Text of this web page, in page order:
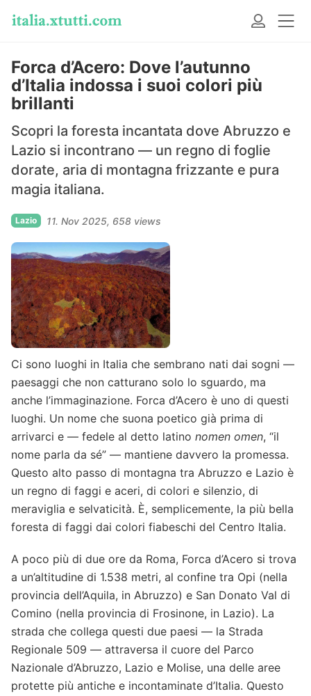
Forca d’Acero: Dove l’autunno
d’Italia indossa i suoi colori più
brillanti
Scopri la foresta incantata dove Abruzzo e
Lazio si incontrano — un regno di foglie
dorate, aria di montagna frizzante e pura
magia italiana.
Lazio 11. Nov 2025 658 views
Ci sono luoghi in Italia che sembrano nati dai sogni —
paesaggi che non catturano solo lo sguardo, ma
anche l’immaginazione. Forca d’Acero è uno di questi
luoghi. Un nome che suona poetico già prima di
arrivarci e — fedele al detto latino nomen omen, “il
nome parla da sé” — mantiene davvero la promessa.
Questo alto passo di montagna tra Abruzzo e Lazio è
un regno di faggi e aceri, di colori e silenzio, di
meraviglia e selvaticità. È, semplicemente, la più bella
foresta di faggi dai colori fiabeschi del Centro Italia.
A poco più di due ore da Roma, Forca d’Acero si trova
a un’altitudine di 1.538 metri, al confine tra Opi (nella
provincia dell’Aquila, in Abruzzo) e San Donato Val di
Comino (nella provincia di Frosinone, in Lazio). La
strada che collega questi due paesi — la Strada
Regionale 509 — attraversa il cuore del Parco
Nazionale d’Abruzzo, Lazio e Molise, una delle aree
protette più antiche e incontaminate d’Italia. Questo